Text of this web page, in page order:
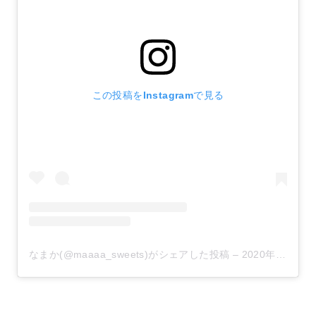
この投稿をInstagramで見る
なまか(@maaaa_sweets)がシェアした投稿 – 2020年 8月月23日午前12時57分PDT